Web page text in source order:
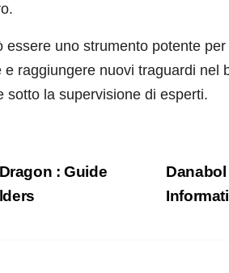
essere uno strumento potente
raggiungere nuovi traguardi nel
sotto la supervisione di esperti.
: Guide